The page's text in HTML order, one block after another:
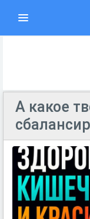
А какое